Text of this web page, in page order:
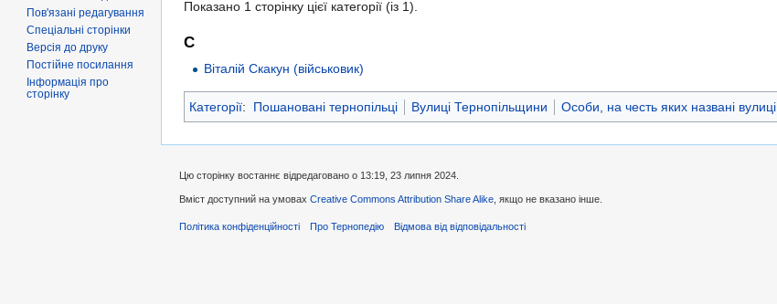
Показано 1 сторінку цієї категорії (із 1).
С
Віталій Скакун (військовик)
Категорії: Пошановані тернопільці Вулиці Тернопільщини Особи, на честь яких названі вулиці
Пов'язані редагування
Спеціальні сторінки
Версія до друку
Постійне посилання
Інформація про
сторінку
Цю сторінку востаннє відредаговано о 13:19, 23 липня 2024.
Вміст доступний на умовах Creative Commons Attribution Share Alike , якщо не вказано інше.
Політика конфіденційності Про Тернопедію Відмова від відповідальності